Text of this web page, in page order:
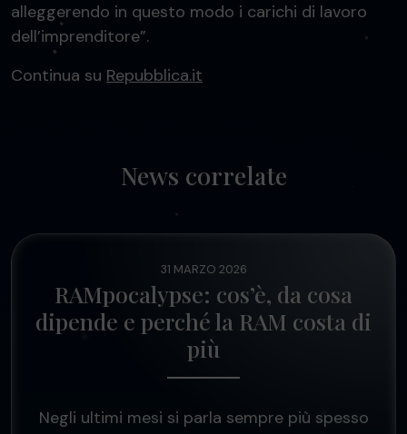
alleggerendo in questo modo i carichi di lavoro
dell’imprenditore”.
Continua su Repubblica.it
News correlate
31 MARZO 2026
RAMpocalypse: cos’è, da cosa
dipende e perché la RAM costa di
più
Negli ultimi mesi si parla sempre più spesso